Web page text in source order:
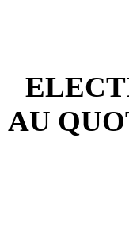
AU